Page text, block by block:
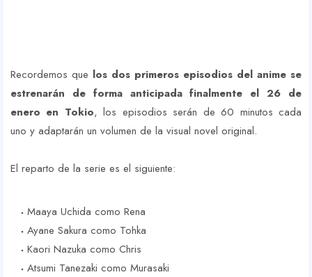
Recordemos que los dos primeros episodios del anime se
estrenarán de forma anticipada finalmente el 26 de
enero en Tokio, los episodios serán de 60 minutos cada
uno y adaptarán un volumen de la visual novel original.
El reparto de la serie es el siguiente:
Maaya Uchida como Rena
Ayane Sakura como Tohka
Kaori Nazuka como Chris
Atsumi Tanezaki como Murasaki